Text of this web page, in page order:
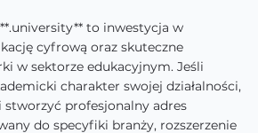
to inwestycja w
cyfrową oraz skuteczne
w sektorze edukacyjnym. Jeśli
charakter swojej działalności,
stworzyć profesjonalny adres
do specyfiki branży, rozszerzenie